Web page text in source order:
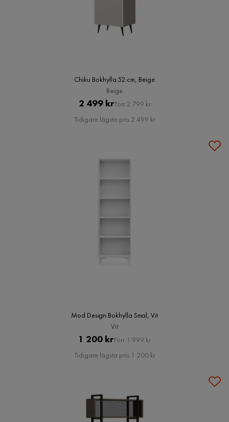
Chiku Bokhylla 52 cm, Beige
Beige
Pris
2 499 krOriginal
Pris
Förr 2 799 kr
Tidigare lägsta pris 2 499 kr
Mod Design Bokhylla Smal, Vit
Vit
Pris
1 200 krOriginal
Pris
Förr 1 999 kr
Tidigare lägsta pris 1 200 kr